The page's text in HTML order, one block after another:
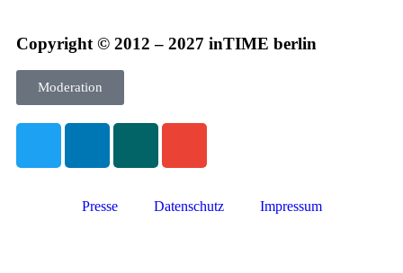
Copyright © 2012 – 2027 inTIME berlin
Moderation
Presse Datenschutz Impressum